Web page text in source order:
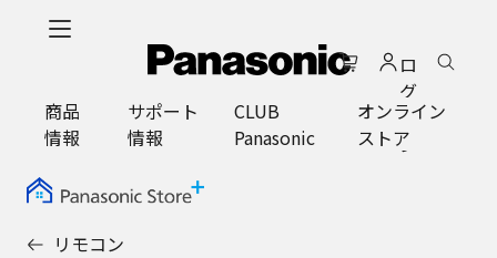
ロ
グ
イ
ン
商品
情報
サポート
情報
CLUB
Panasonic
オンライン
ストア
リモコン